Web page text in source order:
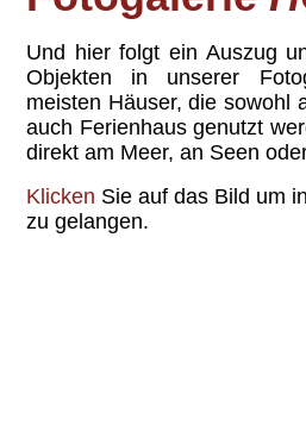
Und hier folgt ein Auszug
Objekten in unserer
meisten Häuser, die sowohl
auch Ferienhaus genutzt
direkt am Meer, an Seen
Klicken Sie auf das Bild um
zu gelangen.